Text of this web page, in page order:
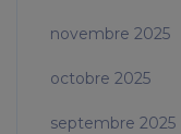
novembre 2025
octobre 2025
septembre 2025